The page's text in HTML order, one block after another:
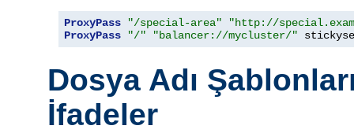
ProxyPass "/special-area"
"http://
ProxyPass
"/" "balancer://mycluster/"
Dosya Adı
İfadeler